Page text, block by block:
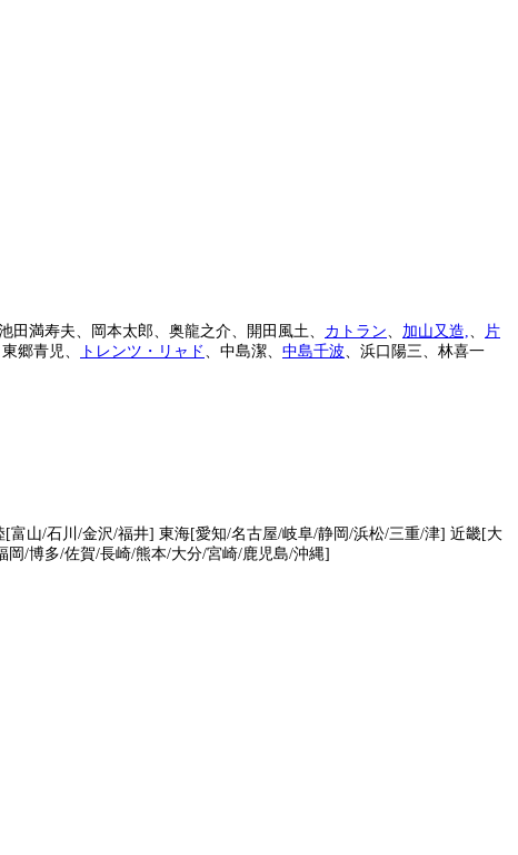
田満寿夫、岡本太郎、奥龍之介、開田風土、 カトラン、 加山又造,、
片
郷青児、 トレンツ・リャド 、中島潔、 中島千波、浜口陽三、林喜一
山/石川/金沢/福井] 東海[愛知/名古屋/岐阜/静岡/浜松/三重/津] 近畿[大
/博多/佐賀/長崎/熊本/大分/宮崎/鹿児島/沖縄]